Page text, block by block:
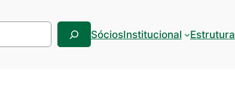
SóciosInstitucional Estrutura